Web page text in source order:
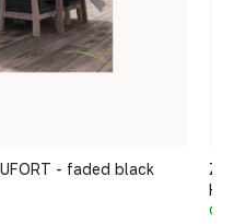
- faded black